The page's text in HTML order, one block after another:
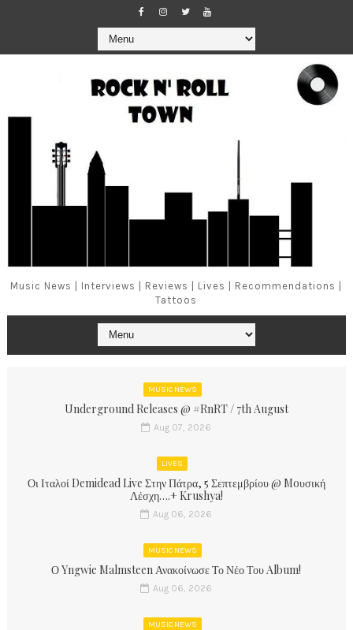
Music News | Interviews | Reviews | Lives | Recommendations |
Tattoos
MUSIC NEWS
Underground Releases @ #RnRT / 7th August
Aug 07, 2026
LIVES
Οι Ιταλοί Demidead Live Στην Πάτρα, 5 Σεπτεμβρίου @ Moυσική
Λέσχη….+ Krushya!
Aug 06, 2026
MUSIC NEWS
Ο Yngwie Malmsteen Ανακοίνωσε Το Νέο Του Album!
Aug 06, 2026
MUSIC NEWS